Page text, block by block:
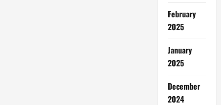
February
2025
January
2025
December
2024